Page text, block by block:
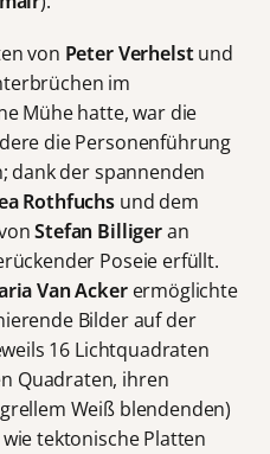
von Peter Verhelstund
im
Mühe hatte, war die
die Personenführung
dank der spannenden
Rothfuchs und dem
Stefan Billigeran
Poseie erfüllt.
Van Ackerermöglichte
Bilder auf der
16 Lichtquadraten
Quadraten, ihren
Weiß blendenden)
tektonische Platten